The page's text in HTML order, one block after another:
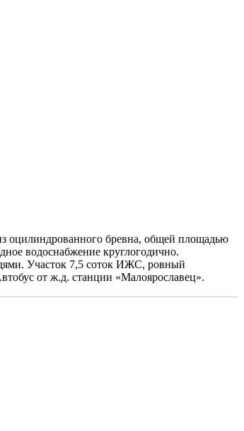
оцилиндрованного бревна, общей площадью
водоснабжение круглогодично.
Участок 7,5 соток ИЖС, ровный
от ж.д. станции «Малоярославец».